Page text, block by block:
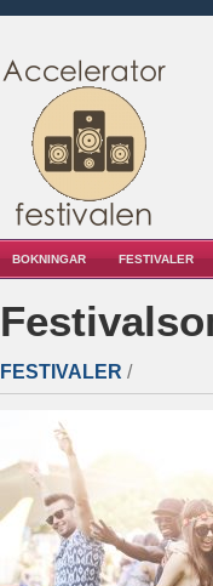
BOKNINGAR FESTIVALER
FESTIVALER /